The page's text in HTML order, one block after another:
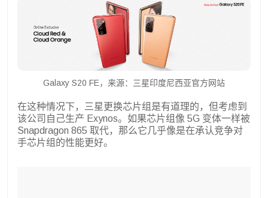
Galaxy S20 FE，来源：三星印度尼西亚官方网站
在这种情况下，三星更换芯片组是有道理的，但考虑到
该公司自己生产 Exynos。如果芯片组像 5G 变体一样被
Snapdragon 865 取代，那么它几乎像是在承认竞争对
手芯片组的性能更好。